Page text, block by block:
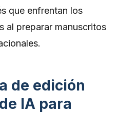
que enfrentan los
al preparar manuscritos
de edición
IA para